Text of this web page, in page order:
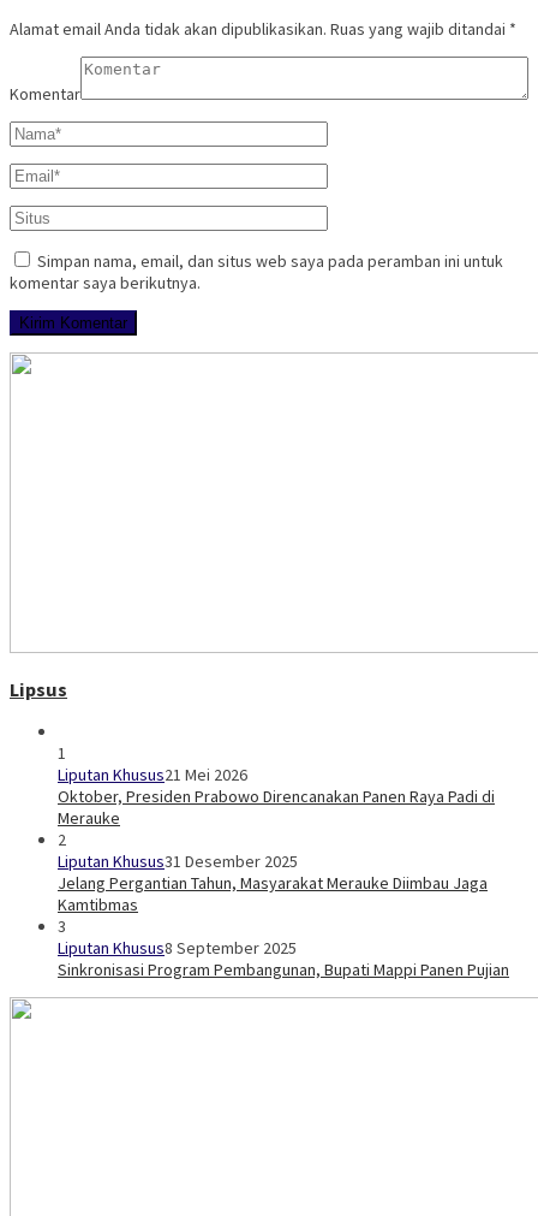
Alamat email Anda tidak akan dipublikasikan. Ruas yang wajib ditandai *
Komentar
Simpan nama, email, dan situs web saya pada peramban ini untuk
komentar saya berikutnya.
Lipsus
1
Liputan Khusus21 Mei 2026
Oktober, Presiden Prabowo Direncanakan Panen Raya Padi di
Merauke
2
Liputan Khusus31 Desember 2025
Jelang Pergantian Tahun, Masyarakat Merauke Diimbau Jaga
Kamtibmas
3
Liputan Khusus8 September 2025
Sinkronisasi Program Pembangunan, Bupati Mappi Panen Pujian